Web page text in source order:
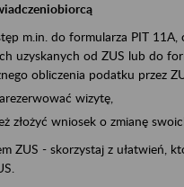
m.in. do formularza PIT
uzyskanych od ZUS lub do
obliczenia podatku przez
wizytę,
złożyć wniosek o zmianę
ZUS - skorzystaj z ułatwień,